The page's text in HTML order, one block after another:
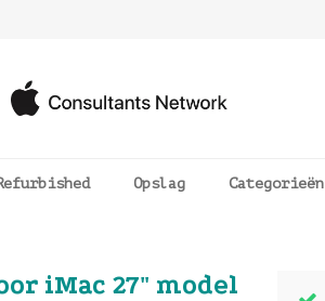
Opslag Categorieën
iMac 27" model